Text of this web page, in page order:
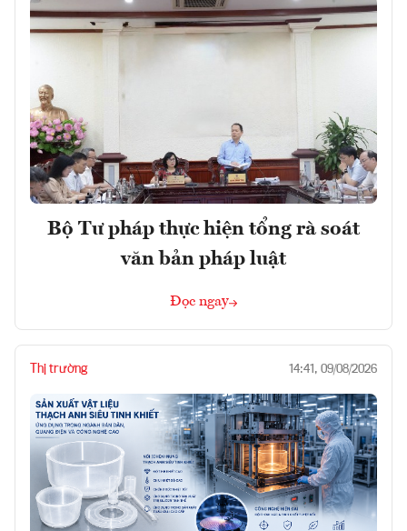
Bộ Tư pháp thực hiện tổng rà soát
văn bản pháp luật
Đọc ngay
Thị trường 14:41, 09/08/2026